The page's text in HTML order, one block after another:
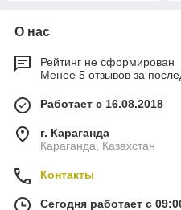
О нас
Рейтинг не сформирован
Менее 5 отзывов за
Работает с 16.08.2018
г. Караганда
Караганда, Казахстан
Контакты
Сегодня работает с